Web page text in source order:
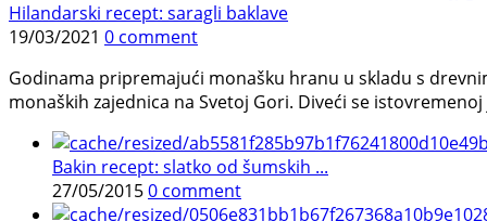
Hilandarski recept: saragli baklave
19/03/2021 0 comment
Godinama pripremajući monašku hranu u skladu s
monaških zajednica na Svetoj Gori. Diveći se
Bakin recept: slatko od šumskih ...
27/05/20150 comment